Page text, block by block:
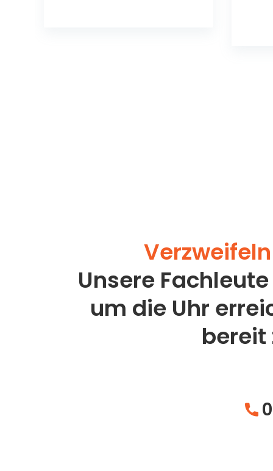
Unsere
um die Uhr
bereit